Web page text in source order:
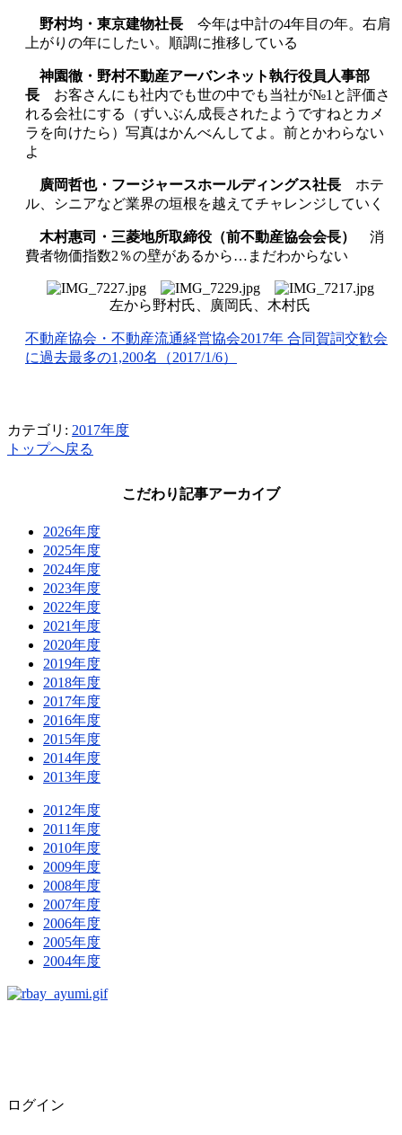
野村均・東京建物社長 今年は中計の4年目の年。右肩
上がりの年にしたい。順調に推移している
神園徹・野村不動産アーバンネット執行役員人事部
長 お客さんにも社内でも世の中でも当社が№1と評価さ
れる会社にする（ずいぶん成長されたようですねとカメ
ラを向けたら）写真はかんべんしてよ。前とかわらない
よ
廣岡哲也・フージャースホールディングス社長 ホテ
ル、シニアなど業界の垣根を越えてチャレンジしていく
木村惠司・三菱地所取締役（前不動産協会会長）
消
費者物価指数2％の壁があるから…まだわからない
左から野村氏、廣岡氏、木村氏
不動産協会・不動産流通経営協会2017年 合同賀詞交歓会
に過去最多の1,200名（2017/1/6）
カテゴリ: 2017年度
トップへ戻る
こだわり記事アーカイブ
2026年度
2025年度
2024年度
2023年度
2022年度
2021年度
2020年度
2019年度
2018年度
2017年度
2016年度
2015年度
2014年度
2013年度
2012年度
2011年度
2010年度
2009年度
2008年度
2007年度
2006年度
2005年度
2004年度
ログイン